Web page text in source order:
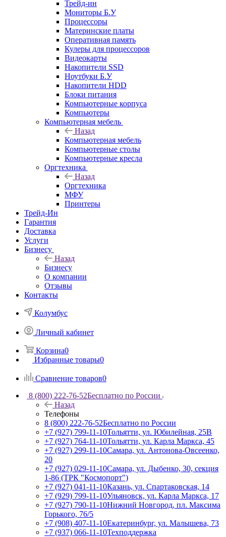
Трейд-ин
Мониторы Б.У
Процессоры
Материнские платы
Оперативная память
Кулеры для процессоров
Видеокарты
Накопители SSD
Ноутбуки Б.У
Накопители HDD
Блоки питания
Компьютерные корпуса
Компьютеры
Компьютерная мебель
Назад
Компьютерная мебель
Компьютерные столы
Компьютерные кресла
Оргтехника
Назад
Оргтехника
МФУ
Принтеры
Трейд-Ин
Гарантия
Доставка
Услуги
Бизнесу
Назад
Бизнесу
О компании
Отзывы
Контакты
Колумбус
Личный кабинет
Корзина0
Избранные товары0
Сравнение товаров0
8 (800) 222-76-52Бесплатно по России
Назад
Телефоны
8 (800) 222-76-52Бесплатно по России
+7 (927) 799-11-10Тольятти, ул. Юбилейная, 25В
+7 (927) 764-11-10Тольятти, ул. Карла Маркса, 45
+7 (927) 299-11-10Самара, ул. Антонова-Овсеенко,
20
+7 (927) 029-11-10Самара, ул. Дыбенко, 30, секция
1-86 (ТРК "Космопорт")
+7 (927) 041-11-10Казань, ул. Спартаковская, 14
+7 (929) 799-11-10Ульяновск, ул. Карла Маркса, 17
+7 (927) 790-11-10Нижний Новгород, пл. Максима
Горького, 76/5
+7 (908) 407-11-10Екатеринбург, ул. Малышева, 73
+7 (937) 066-11-10Техподдержка